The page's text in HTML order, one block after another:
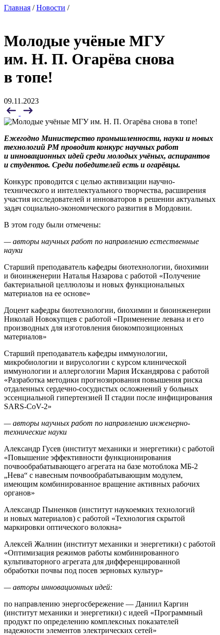
Главная /Новости /
Молодые учёные МГУ
им. Н. П. Огарёва снова
в топе!
09.11.2023
Ежегодно Министерство промышленности, науки и новых
технологий РМ проводит конкурс научных работ
и инновационных идей среди молодых учёных, аспирантов
и студентов. Среди победителей есть и огарёвцы.
Конкурс проводится с целью активизации научно-
технического и интеллектуального творчества, расширения
участия исследователей и инноваторов в решении актуальных
задач социально-экономического развития в Мордовии.
В этом году были отмечены:
—авторы научных работ по направлению естественные
науки
Старший преподаватель кафедры биотехнологии, биохимии
и биоинженерии Наталья Назарова с работой «Получение
бактериальной целлюлозы и новых функциональных
материалов на ее основе»
Доцент кафедры биотехнологии, биохимии и биоинженерии
Николай Новокупцев с работой «Применение левана и его
производных для изготовления биокомпозиционных
материалов»
Старший преподаватель кафедры иммунологии,
микробиологии и вирусологии с курсом клинической
иммунологии и аллергологии Мария Искандярова с работой
«Разработка методики прогнозирования повышения риска
отдаленных сердечно-сосудистых осложнений у больных
эссенциальной гипертензией II стадии после инфицирования
SARS-CoV-2»
—авторы научных работ по направлению инженерно-
технические науки
Александр Гусев (институт механики и энергетики) с работой
«Повышение эффективности функционирования
почвообрабатывающего агрегата на базе мотоблока МБ-2
„Нева“ с навесным почвообрабатывающим модулем,
имеющим комбинированное вращение активных рабочих
органов»
Александр Пыненков (институт наукоемких технологий
и новых материалов) с работой «Технология скрытой
маркировки оптического волокна»
Алексей Жалнин (институт механики и энергетики) с работой
«Оптимизация режимов работы комбинированного
культиваторного агрегата для дифференцированной
обработки почвы под посев зерновых культур»
— авторы инновационных идей:
по направлению энергосбережение — Даниил Каргин
(институт механики и энергетики) с идеей «Программный
продукт по определению комплексных показателей
надежности элементов электрических сетей»